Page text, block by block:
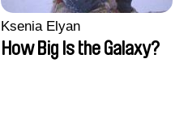
Ksenia Elyan
How Big Is the Galaxy?